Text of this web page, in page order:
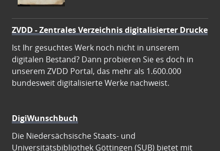
ZVDD - Zentrales Verzeichnis digitalisierter Drucke
Ist Ihr gesuchtes Werk noch nicht in unserem
digitalen Bestand? Dann probieren Sie es doch in
unserem ZVDD Portal, das mehr als 1.600.000
bundesweit digitalisierte Werke nachweist.
DigiWunschbuch
Die Niedersächsische Staats- und
Universitätsbibliothek Göttingen (SUB) bietet mit